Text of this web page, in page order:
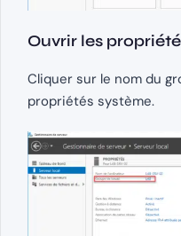
Ouvrir les
Cliquer sur le nom du
propriétés système.